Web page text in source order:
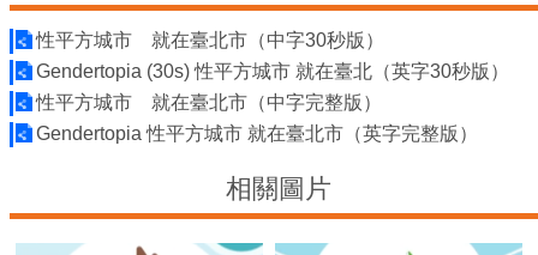
別
主
流
化
臺
性平方城市 就在臺北市（中字30秒版）
Gendertopia (30s) 性平方城市 就在臺北（英字30秒版）
性平方城市 就在臺北市（中字完整版）
Gendertopia 性平方城市 就在臺北市（英字完整版）
相關圖片